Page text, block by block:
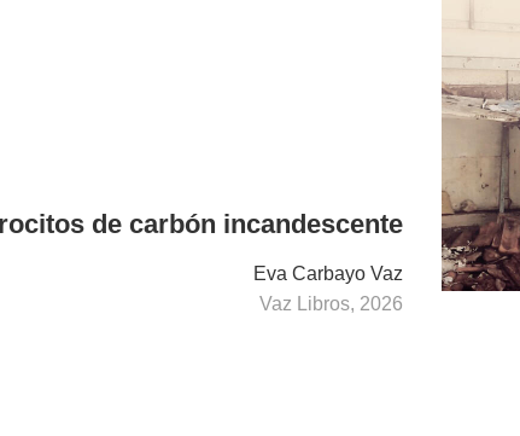
de carbón incandescente
Eva Carbayo Vaz
Vaz Libros, 2026